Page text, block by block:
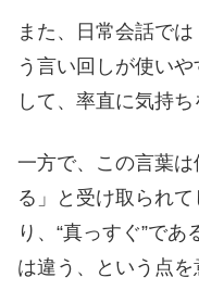
また、日常会話で
う言い回しが使い
して、率直に気持
一方で、この言葉
る」と受け取られ
り、“真っすぐ”であ
は違う、という点